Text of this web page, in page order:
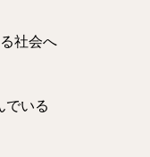
社会へ
でいる